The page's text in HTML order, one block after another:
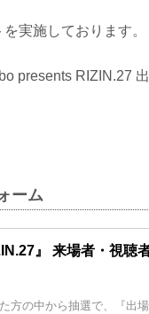
実施しております。
presents RIZIN.27
ーム
』 来場者・視聴
方の中から抽選で、『出